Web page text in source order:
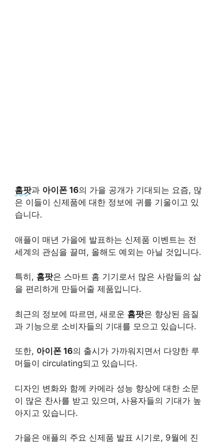
홈팟과 아이폰 16의 가을 공개가 기대되는 요즘, 많
은 이들이 신제품에 대한 정보에 귀를 기울이고 있
습니다.
애플이 매년 가을에 발표하는 신제품 이벤트는 전
세계의 관심을 끌며, 올해도 예외는 아닐 것입니다.
특히, 홈팟은 스마트 홈 기기로서 많은 사람들의 삶
을 편리하게 만들어줄 제품입니다.
최근의 정보에 따르면, 새로운 홈팟은 향상된 음질
과 기능으로 소비자들의 기대를 모으고 있습니다.
또한, 아이폰 16의 출시가 가까워지면서 다양한 루
머들이 circulating되고 있습니다.
디자인 변화와 함께 카메라 성능 향상에 대한 소문
이 많은 찬사를 받고 있으며, 사용자들의 기대가 높
아지고 있습니다.
가을은 애플의 주요 신제품 발표 시기로, 9월에 진